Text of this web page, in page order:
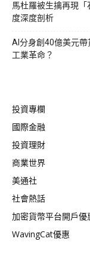
馬杜羅被生擒再現
度深度剖析
AI分身創40億美元帶
工業革命？
投資專欄
國際金融
投資理財
商業世界
美通社
社會熱話
加密貨幣平台開戶優
WavingCat優惠